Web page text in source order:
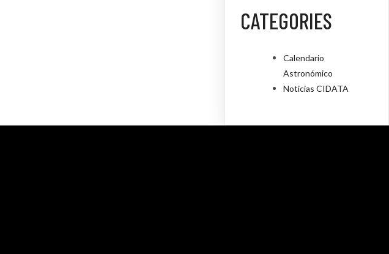
CATEGORIES
Calendario
Astronómico
Noticias CIDATA